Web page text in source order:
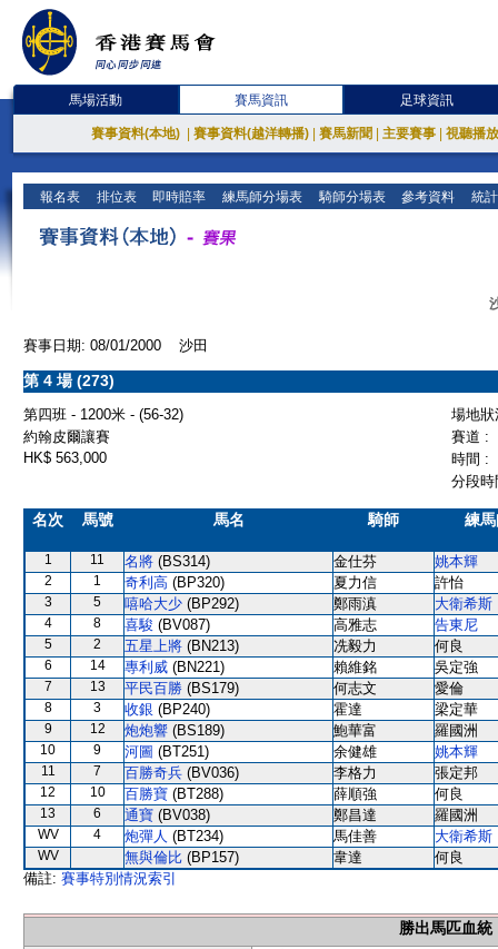
馬場活動 賽馬資訊 足球資訊
賽事資料(本地) 賽事資料(越洋轉播) 賽馬新聞 主要賽事 視聽播
報名表 排位表 即時賠率 練馬師分場表 騎師分場表 參考資料 統
賽事日期: 08/01/2000 沙田
第 4 場 (273)
第四班 - 1200米 - (56-32)
場地
約翰皮爾讓賽
賽道 :
HK$ 563,000
時間 :
分段
名次 馬號 馬名 騎師 練
1 11 名將 (BS314) 金仕芬 姚本輝
2 1 奇利高 (BP320) 夏力信 許怡
3 5 嘻哈大少 (BP292) 鄭雨滇 大衛希斯
4 8 喜駿 (BV087) 高雅志 告東尼
5 2 五星上將 (BN213) 冼毅力 何良
6 14 專利威 (BN221) 賴維銘 吳定強
7 13 平民百勝 (BS179) 何志文 愛倫
8 3 收銀 (BP240) 霍達 梁定華
9 12 炮炮響 (BS189) 鮑華富 羅國洲
10 9 河圖 (BT251) 余健雄 姚本輝
11 7 百勝奇兵 (BV036) 李格力 張定邦
12 10 百勝寶 (BT288) 薛順強 何良
13 6 通寶 (BV038) 鄭昌達 羅國洲
WV 4 炮彈人 (BT234) 馬佳善 大衛希斯
WV 無與倫比 (BP157) 韋達
何良
備註: 賽事特別情況索引
勝出馬匹血統